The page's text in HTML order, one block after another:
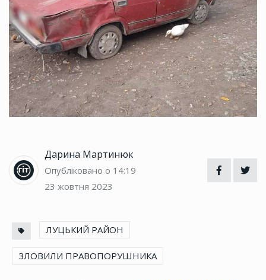
Дарина Мартинюк
Опубліковано о 14:19
23 жовтня 2023
ЛУЦЬКИЙ РАЙОН
ЗЛОВИЛИ ПРАВОПОРУШНИКА